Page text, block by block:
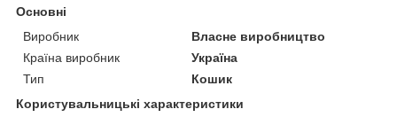
Основні
Виробник
Власне виробництво
Країна виробник
Україна
Тип
Кошик
Користувальницькі характеристики